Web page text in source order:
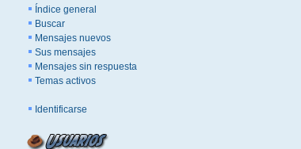
Índice general
Buscar
Mensajes nuevos
Sus mensajes
Mensajes sin respuesta
Temas activos
Identificarse